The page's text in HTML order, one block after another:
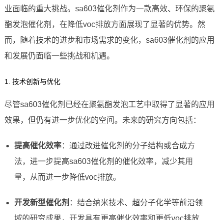
业面临的重大挑战。sa603催化剂作为一款高效、环保的聚氨
酯发泡催化剂，在降低voc排放方面展现了显著的优势。然
而，随着技术的进步和市场需求的变化，sa603催化剂的应用
和发展仍面临一些挑战和机遇。
1. 技术创新与优化
尽管sa603催化剂已经在聚氨酯发泡工艺中取得了显著的应用
效果，但仍有进一步优化的空间。未来的研究方向包括：
提高催化效率：通过改进催化剂的分子结构或合成方
法，进一步提高sa603催化剂的催化效率，减少其用
量，从而进一步降低voc排放。
开发新型催化剂 ：结合纳米技术、超分子化学等前沿领